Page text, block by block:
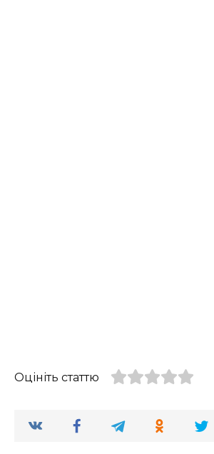
Оцініть статтю